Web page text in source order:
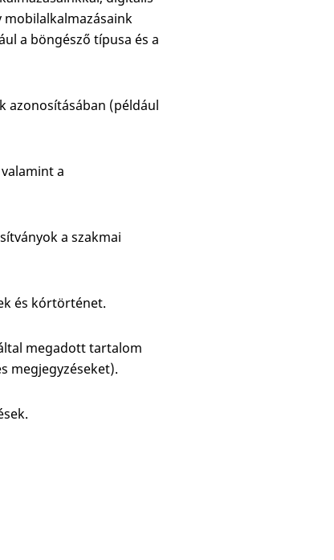
a böngésző típusa és a
azonosításában (például
a
a szakmai
és kórtörténet.
megadott tartalom
megjegyzéseket).